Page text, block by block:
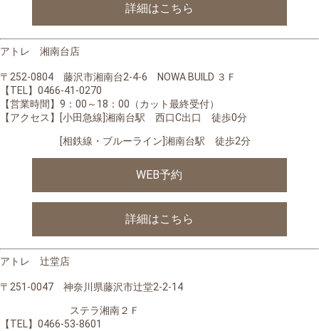
詳細はこちら
アトレ 湘南台店
〒252-0804 藤沢市湘南台2-4-6 NOWA BUILD ３Ｆ
【TEL】0466-41-0270
【営業時間】 9：00～18：00（カット最終受付）
【アクセス】[小田急線]湘南台駅 西口C出口 徒歩0分
[相鉄線・ブルーライン]湘南台駅 徒歩2分
WEB予約
詳細はこちら
アトレ 辻堂店
〒251-0047 神奈川県藤沢市辻堂2-2-14
ステラ湘南２Ｆ
【TEL】0466-53-8601